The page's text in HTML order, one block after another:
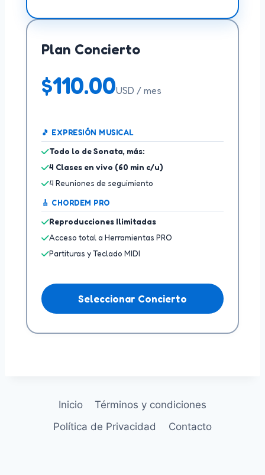
Plan Concierto
$110.00USD / mes
🎵 EXPRESIÓN MUSICAL
Todo lo de Sonata, más:
4 Clases en vivo (60 min c/u)
4 Reuniones de seguimiento
🎸 CHORDEM PRO
Reproducciones Ilimitadas
Acceso total a Herramientas PRO
Partituras y Teclado MIDI
Seleccionar Concierto
Inicio
Términos y condiciones
Política de Privacidad
Contacto